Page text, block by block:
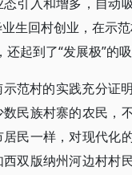
生回村创业，在示
起到了“发展极”的吸
范村的实践充分证
民族村寨的农民，
民一样，对现代化
双版纳州河边村村